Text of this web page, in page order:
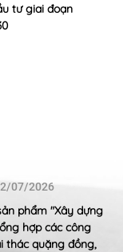
tư giai đoạn
07/2026
phẩm "Xây dựng
hợp các công
thác quặng đồng,